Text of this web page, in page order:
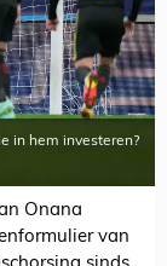
in hem investeren?
Onana
van